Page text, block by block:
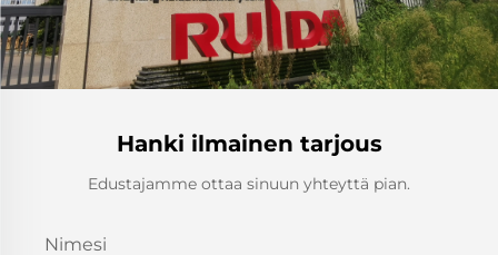
Hanki ilmainen tarjous
Edustajamme ottaa sinuun yhteyttä pian.
Nimesi